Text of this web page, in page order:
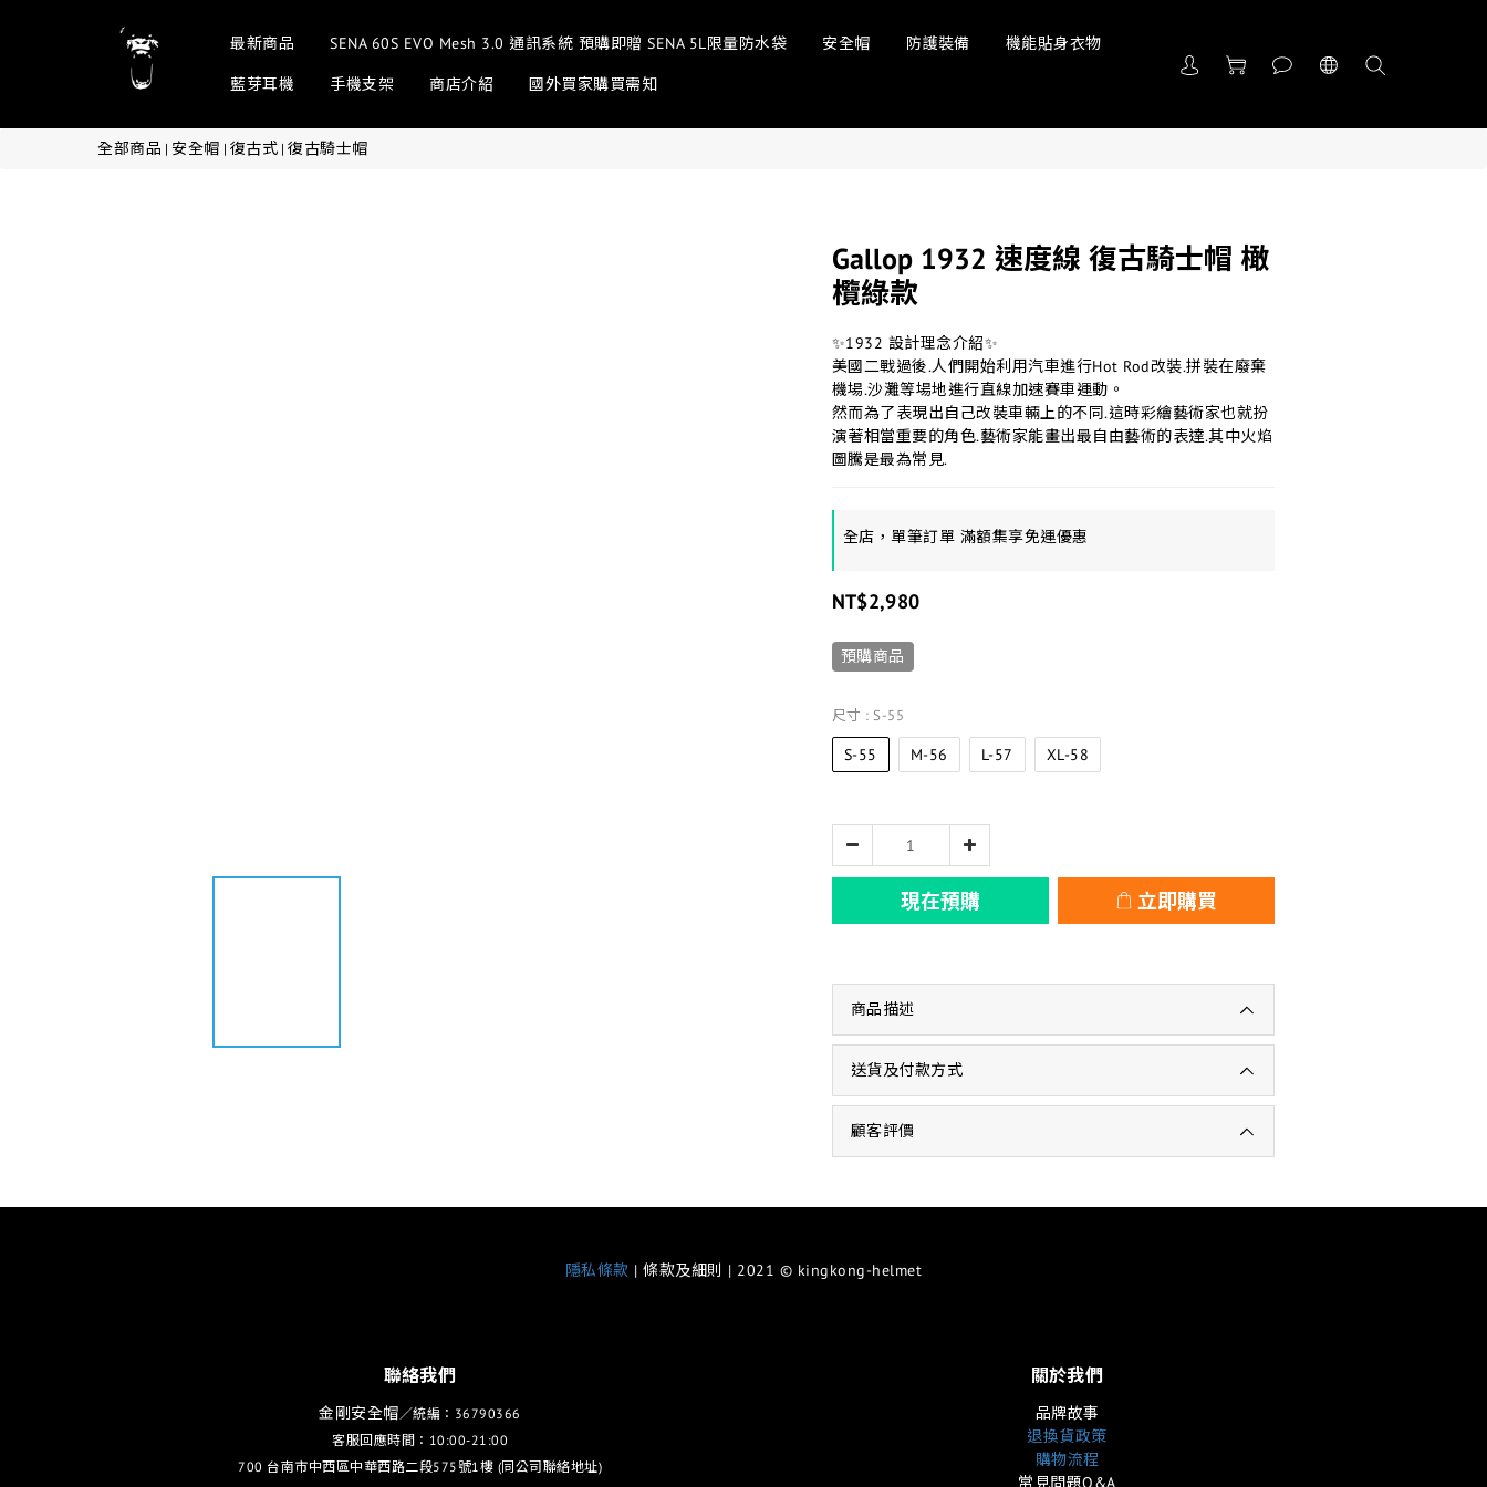
最新商品 SENA 60S EVO Mesh 3.0 通訊系統 預購即贈 SENA 5L限量防水袋 安全帽 防護裝備 機能貼身衣物
藍芽耳機 手機支架 商店介紹 國外買家購買需知
全部商品 | 安全帽 | 復古式 | 復古騎士帽
Gallop 1932 速度線 復古騎士帽 橄
欖綠款
✨1932 設計理念介紹✨
美國二戰過後.人們開始利用汽車進行Hot Rod改裝.拼裝在廢棄
機場.沙灘等場地進行直線加速賽車運動。
然而為了表現出自己改裝車輛上的不同.這時彩繪藝術家也就扮
演著相當重要的角色.藝術家能畫出最自由藝術的表達.其中火焰
圖騰是最為常見.
全店，單筆訂單 滿額集享免運優惠
NT$2,980
預購商品
尺寸 : S-55
S-55 M-56 L-57 XL-58
現在預購 立即購買
商品描述
送貨及付款方式
顧客評價
隱私條款 | 條款及細則 | 2021 © kingkong-helmet
聯絡我們
金剛安全帽／統編：36790366
客服回應時間：10:00-21:00
700 台南市中西區中華西路二段575號1樓 (同公司聯絡地址)
關於我們
品牌故事
退換貨政策
購物流程
常見問題Q&A